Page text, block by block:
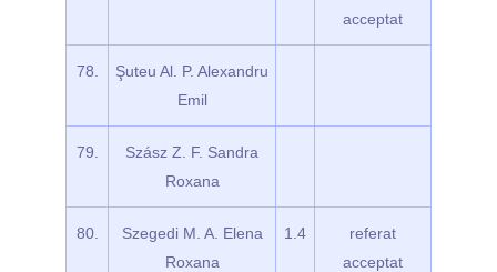
acceptat
78.
Şuteu Al. P. Alexandru
Emil
79.
Szász Z. F. Sandra
Roxana
80.
Szegedi M. A. Elena
Roxana
1.4
referat
acceptat